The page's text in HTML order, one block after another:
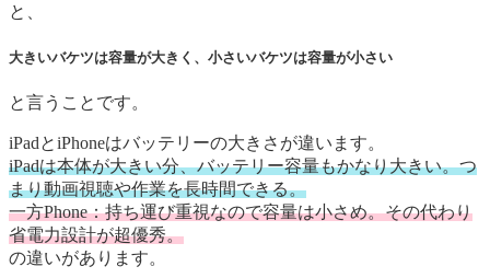
と、
大きいバケツは容量が大きく、小さいバケツは容量が小さい
と言うことです。
iPadとiPhoneはバッテリーの大きさが違います。
iPadは本体が大きい分、バッテリー容量もかなり大きい。つ
まり動画視聴や作業を長時間できる。
一方Phone：持ち運び重視なので容量は小さめ。その代わり
省電力設計が超優秀。
の違いがあります。